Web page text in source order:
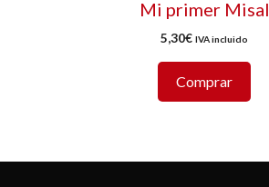
Mi primer Misal
5,30€ IVA incluido
Comprar